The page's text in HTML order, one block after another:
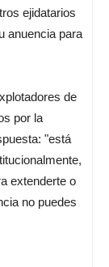
ejidatarios
anuencia para
de
por la
"está
extenderte o
no puedes